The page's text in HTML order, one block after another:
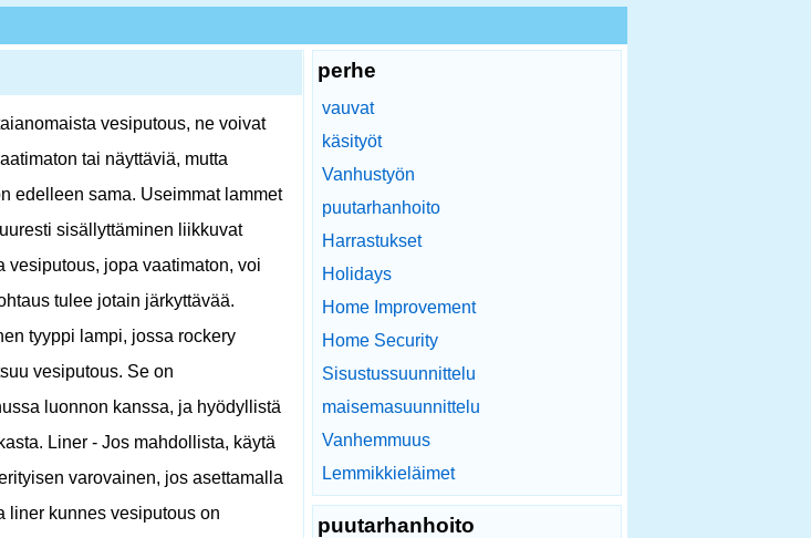
vesiputous, ne voivat
tai näyttäviä, mutta
edelleen sama. Useimmat lammet
sisällyttäminen liikkuvat
vesiputous, jopa vaatimaton, voi
tulee jotain järkyttävää.
tyyppi lampi, jossa rockery
vesiputous. Se on
luonnon kanssa, ja hyödyllistä
Liner - Jos mahdollista, käytä
varovainen, jos asettamalla
liner kunnes vesiputous on
perhe
vauvat
käsityöt
Vanhustyön
puutarhanhoito
Harrastukset
Holidays
Home Improvement
Home Security
Sisustussuunnittelu
maisemasuunnittelu
Vanhemmuus
Lemmikkieläimet
puutarhanhoito